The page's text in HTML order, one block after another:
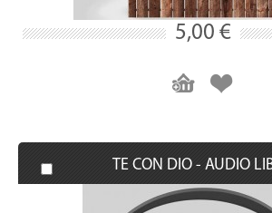
5,00 €
TE CON DIO - AUDIO